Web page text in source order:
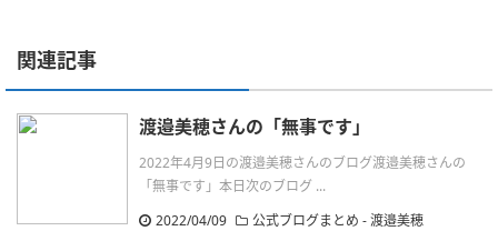
関連記事
渡邉美穂さんの「無事です」
2022年4月9日の渡邉美穂さんのブログ渡邉美穂さんの
「無事です」本日次のブログ ...
2022/04/09
公式ブログまとめ -渡邉美穂